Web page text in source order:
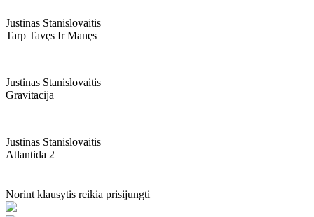
Justinas Stanislovaitis
Tarp Tavęs Ir Manęs
Justinas Stanislovaitis
Gravitacija
Justinas Stanislovaitis
Atlantida 2
Norint klausytis reikia prisijungti